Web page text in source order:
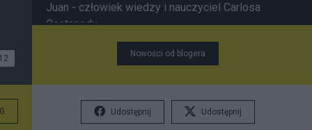
12
Juan - człowiek wiedzy i nauczyciel Carlosa
Castanedy. ---------------------------------------------
---- dodatek z dnia 13.09.09 "Każdy człowiek
tworzy swoją osobistą historię ze swojej własnej
będzie ona dla nich nieprawdziwa? Kiedy to
zrozumiesz, nie będziesz odczuwać potrzeby
Nowości od blogera
Udostępnij Udostępnij